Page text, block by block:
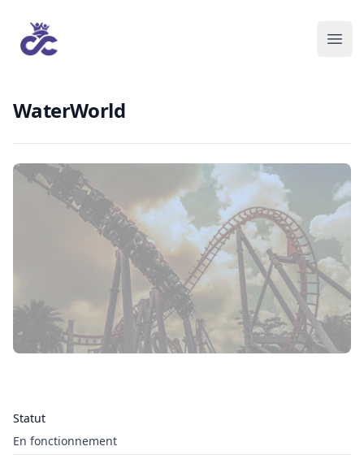
WaterWorld
Statut
En fonctionnement